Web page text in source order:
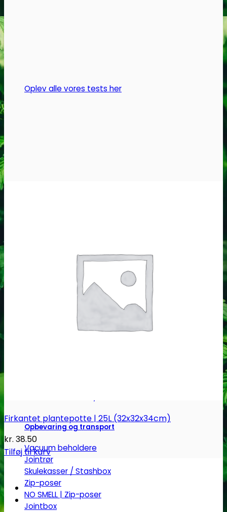
Oplev alle vores tests her
Headshop
King Size Jointpapir
Opbevaring og transport
Vacuum beholdere
Jointrør
Skulekasser / Stashbox
Zip-poser
NO SMELL | Zip-poser
Jointbox
Mulighederne
kan
vælges
på
varesiden
Firkantet plantepotte | 25L (32x32x34cm)
kr. 38.50
Tilføj til kurv